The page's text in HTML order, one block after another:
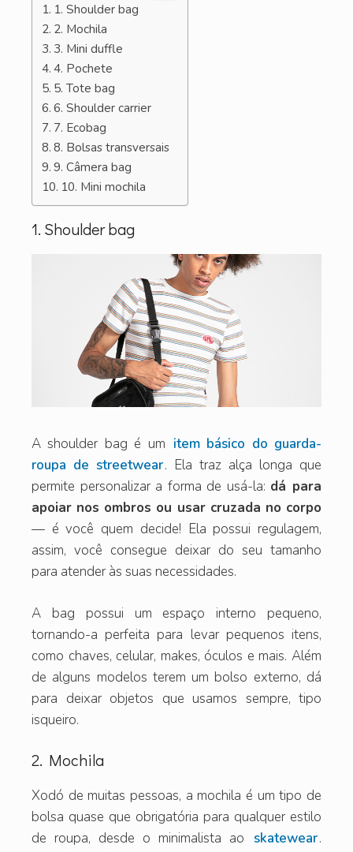
1. Shoulder bag
2. Mochila
3. Mini duffle
4. Pochete
5. Tote bag
6. Shoulder carrier
7. Ecobag
8. Bolsas transversais
9. Câmera bag
10. Mini mochila
1. Shoulder bag
A shoulder bag é um item básico do guarda-
roupa de streetwear. Ela traz alça longa que
permite personalizar a forma de usá-la: dá para
apoiar nos ombros ou usar cruzada no corpo
— é você quem decide! Ela possui regulagem,
assim, você consegue deixar do seu tamanho
para atender às suas necessidades.
A bag possui um espaço interno pequeno,
tornando-a perfeita para levar pequenos itens,
como chaves, celular, makes, óculos e mais. Além
de alguns modelos terem um bolso externo, dá
para deixar objetos que usamos sempre, tipo
isqueiro.
2. Mochila
Xodó de muitas pessoas, a mochila é um tipo de
bolsa quase que obrigatória para qualquer estilo
de roupa, desde o minimalista ao skatewear.